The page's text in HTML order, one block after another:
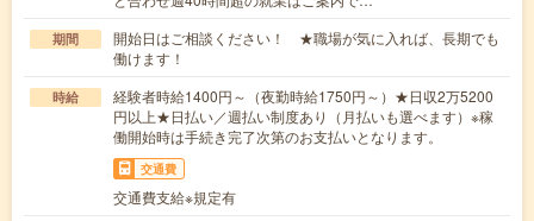
期間
開始日はご相談ください！ ★職場が気に入れば、長期でも
働けます！
時給
経験者時給1400円～（夜勤時給1750円～）★日収2万5200
円以上★日払い／週払い制度あり（月払いも選べます）※稼
働開始時は手続き完了次第のお支払いとなります。
交通費
交通費支給※規定有